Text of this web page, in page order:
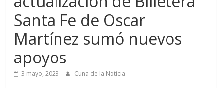
Santa Fe de Oscar
Martínez sumó nuevos
apoyos
3 mayo, 2023 Cuna de la Noticia